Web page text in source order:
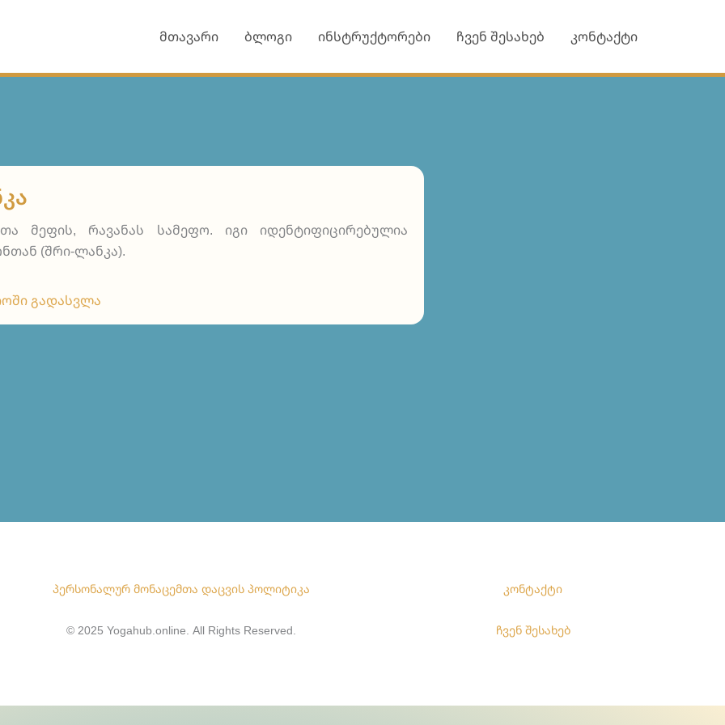
მთავარი ბლოგი ინსტრუქტორები ჩვენ შესახებ კონტაქტი
მეფის, რავანას სამეფო. იგი იდენტიფიცირებულია
(შრი-ლანკა).
გადასვლა
პერსონალურ მონაცემთა დაცვის პოლიტიკა
© 2025 Yogahub.online. All Rights Reserved.
კონტაქტი
ჩვენ შესახებ